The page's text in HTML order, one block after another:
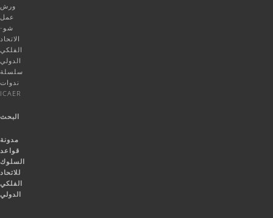
ورش
عمل
شو-
الاتحاد
الفلكي
الدولي
سلسلة
ندوات
ICAER
البحث
مدونة
قواعد
السلوك
للاتحاد
الفلكي
الدولي